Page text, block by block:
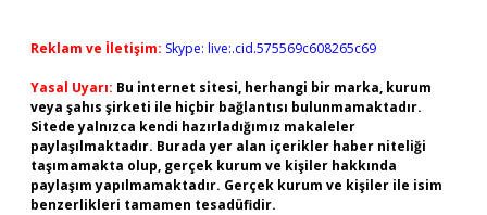
Reklam ve İletişim: Skype: live:.cid.575569c608265c69
Yasal Uyarı: Bu internet sitesi, herhangi bir marka, kurum
veya şahıs şirketi ile hiçbir bağlantısı bulunmamaktadır.
Sitede yalnızca kendi hazırladığımız makaleler
paylaşılmaktadır. Burada yer alan içerikler haber niteliği
taşımamakta olup, gerçek kurum ve kişiler hakkında
paylaşım yapılmamaktadır. Gerçek kurum ve kişiler ile isim
benzerlikleri tamamen tesadüfidir.